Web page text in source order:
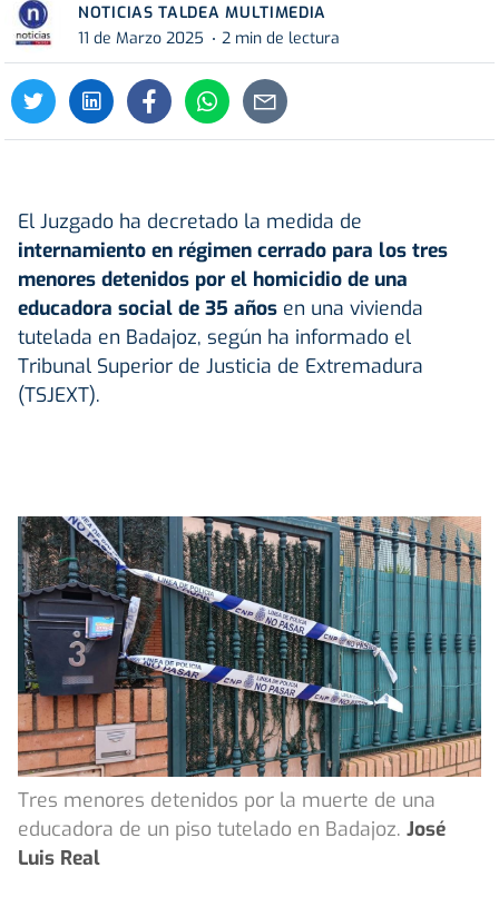
NOTICIAS TALDEA MULTIMEDIA
11 de Marzo 2025
2 min de lectura
El Juzgado ha decretado la medida de
internamiento en régimen cerrado para los tres
menores detenidos por el homicidio de una
educadora social de 35 años en una vivienda
tutelada en Badajoz, según ha informado el
Tribunal Superior de Justicia de Extremadura
(TSJEXT).
Tres menores detenidos por la muerte de una
educadora de un piso tutelado en Badajoz. José
Luis Real